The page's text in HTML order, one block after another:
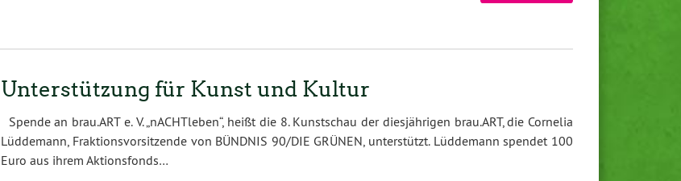
Unterstützung für Kunst und Kultur
Spende an brau.ART e. V. „nACHTleben“, heißt die 8. Kunstschau der diesjährigen brau.ART, die Cornelia
Lüddemann, Fraktionsvorsitzende von BÜNDNIS 90/DIE GRÜNEN, unterstützt. Lüddemann spendet 100
Euro aus ihrem Aktionsfonds…